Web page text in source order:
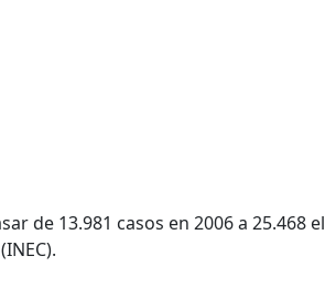
de 13.981 casos en 2006 a 25.468 el